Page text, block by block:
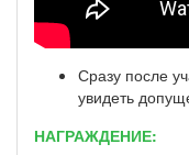
Сразу после
увидеть
НАГРАЖДЕНИЕ: